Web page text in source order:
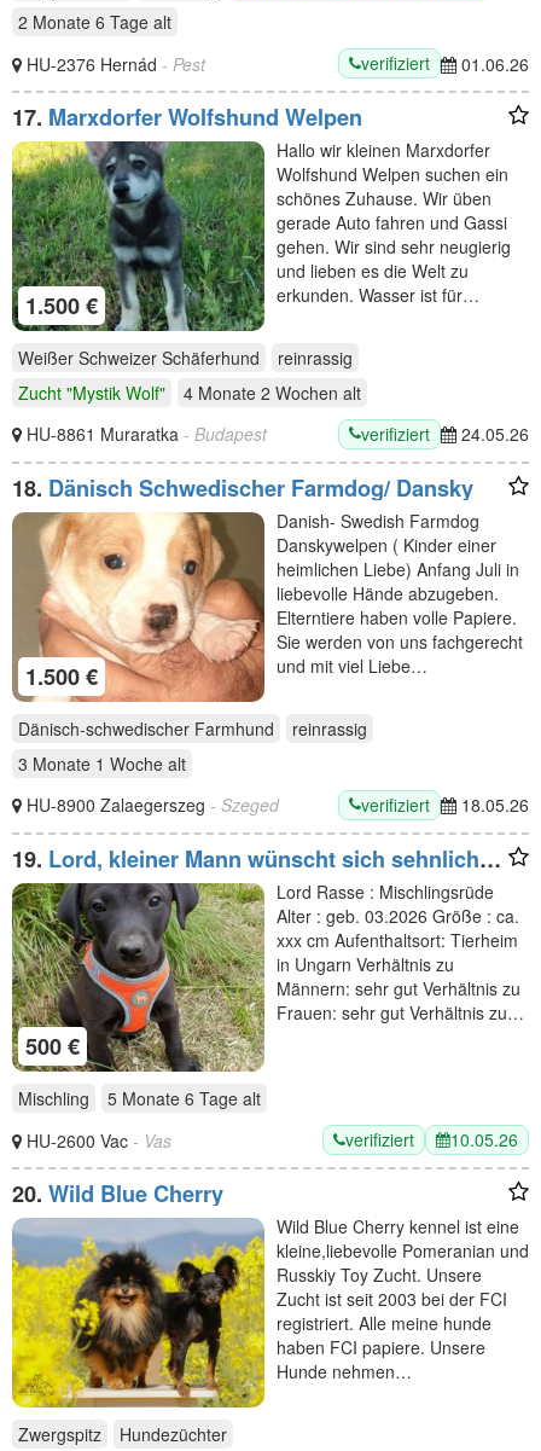
2 Monate 6 Tage alt
HU-2376 Hernád - Pest verifiziert 01.06.26
17. Marxdorfer Wolfshund Welpen
1.500 €
Hallo wir kleinen Marxdorfer
Wolfshund Welpen suchen ein
schönes Zuhause. Wir üben
gerade Auto fahren und Gassi
gehen. Wir sind sehr neugierig
und lieben es die Welt zu
erkunden. Wasser ist für…
Weißer Schweizer Schäferhund
reinrassig
Zucht "Mystik Wolf"
4 Monate 2 Wochen alt
HU-8861 Muraratka - Budapest verifiziert 24.05.26
18. Dänisch Schwedischer Farmdog/ Dansky
1.500 €
Danish- Swedish Farmdog
Danskywelpen ( Kinder einer
heimlichen Liebe) Anfang Juli in
liebevolle Hände abzugeben.
Elterntiere haben volle Papiere.
Sie werden von uns fachgerecht
und mit viel Liebe…
Dänisch-schwedischer Farmhund
reinrassig
3 Monate 1 Woche alt
HU-8900 Zalaegerszeg - Szeged verifiziert 18.05.26
19. Lord, kleiner Mann wünscht sich sehnlich
eine Familie
500 €
Lord Rasse : Mischlingsrüde
Alter : geb. 03.2026 Größe : ca.
xxx cm Aufenthaltsort: Tierheim
in Ungarn Verhältnis zu
Männern: sehr gut Verhältnis zu
Frauen: sehr gut Verhältnis zu…
Mischling 5 Monate 6 Tage alt
HU-2600 Vac - Vas verifiziert 10.05.26
20. Wild Blue Cherry
Wild Blue Cherry kennel ist eine
kleine,liebevolle Pomeranian und
Russkiy Toy Zucht. Unsere
Zucht ist seit 2003 bei der FCI
registriert. Alle meine hunde
haben FCI papiere. Unsere
Hunde nehmen…
Zwergspitz
Hundezüchter